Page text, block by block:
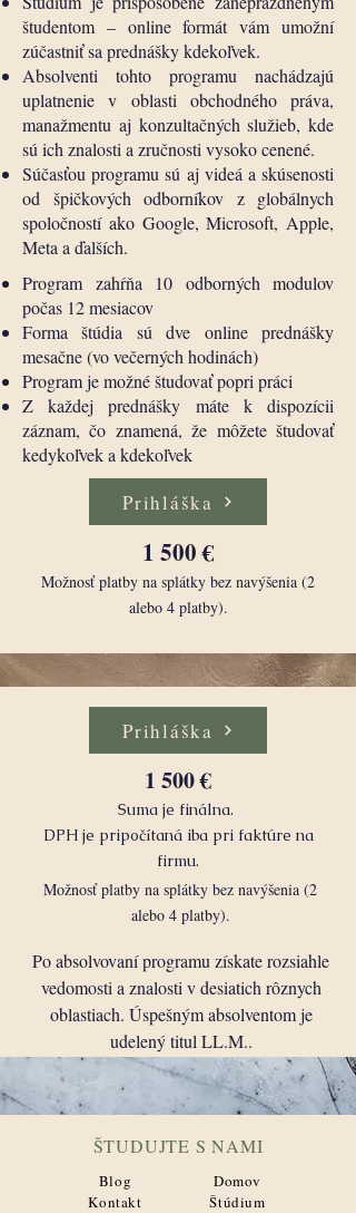
študentom – online formát vám umožní
zúčastniť sa prednášky kdekoľvek.
Absolventi tohto programu nachádzajú
uplatnenie v oblasti obchodného práva,
manažmentu aj konzultačných služieb, kde
sú ich znalosti a zručnosti vysoko cenené.
Súčasťou programu sú aj videá a skúsenosti
od špičkových odborníkov z globálnych
spoločností ako Google, Microsoft, Apple,
Meta a ďalších.
Program zahŕňa 10 odborných modulov
počas 12 mesiacov
Forma štúdia sú dve online prednášky
mesačne (vo večerných hodinách)
Program je možné študovať popri práci
Z každej prednášky máte k dispozícii
záznam, čo znamená, že môžete študovať
kedykoľvek a kdekoľvek
Prihláška
1 500 €
Možnosť platby na splátky bez navýšenia (2
alebo 4 platby).
Prihláška
1 500 €
Suma je finálna.
DPH je pripočítaná iba pri faktúre na
firmu.
Možnosť platby na splátky bez navýšenia (2
alebo 4 platby).
Po absolvovaní programu získate rozsiahle
vedomosti a znalosti v desiatich rôznych
oblastiach. Úspešným absolventom je
udelený titul LL.M..
ŠTUDUJTE S NAMI
Blog
Kontakt
Domov
Štúdium